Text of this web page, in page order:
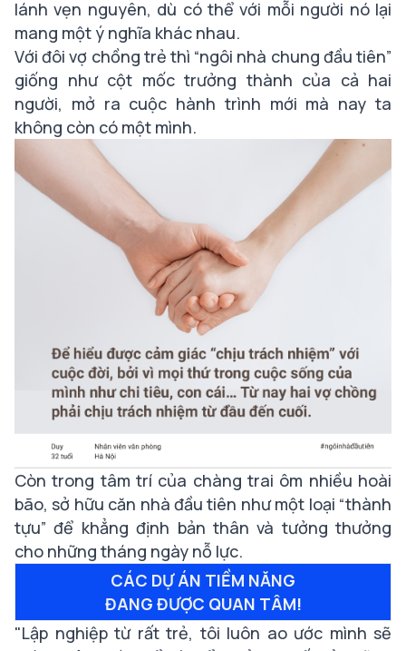
lánh vẹn nguyên, dù có thể với mỗi người nó lại
mang một ý nghĩa khác nhau.
Với đôi vợ chồng trẻ thì “ngôi nhà chung đầu tiên”
giống như cột mốc trưởng thành của cả hai
người, mở ra cuộc hành trình mới mà nay ta
không còn có một mình.
Còn trong tâm trí của chàng trai ôm nhiều hoài
bão, sở hữu căn nhà đầu tiên như một loại “thành
tựu” để khẳng định bản thân và tưởng thưởng
cho những tháng ngày nỗ lực.
CÁC DỰ ÁN TIỀM NĂNG
ĐANG ĐƯỢC QUAN TÂM!
"Lập nghiệp từ rất trẻ, tôi luôn ao ước mình sẽ